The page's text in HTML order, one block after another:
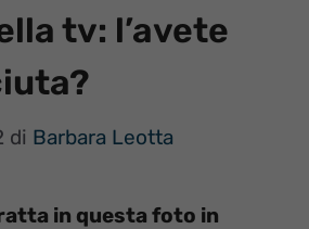
tv: l’avete
di Barbara Leotta
in questa foto in